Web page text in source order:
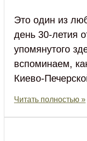
Это один из
день 30-летия
упомянутого
вспоминаем,
Киево-
Читать полностью »